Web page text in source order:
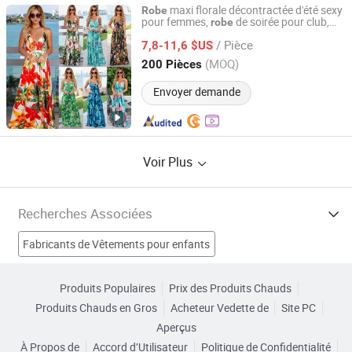
Robe maxi florale décontractée d'été sexy
pour femmes, robe de soirée pour club,
7,8-11,6 $US / Pièce
200 Pièces (MOQ)
Envoyer demande
Guangzhou Jingsheng Garment Co., Ltd.
Guangdong, China Depuis 2022
Voir Plus
Recherches Associées
Fabricants de Vêtements pour enfants
Fabricants de robe de cocktail
Produits Populaires
Prix des Produits Chauds
Produits Chauds en Gros
Acheteur Vedette de
Site PC
Aperçus
À Propos de
Accord d’Utilisateur Politique de Confidentialité